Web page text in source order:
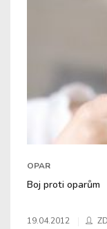
OPAR
Boj proti oparům
19.04.2012